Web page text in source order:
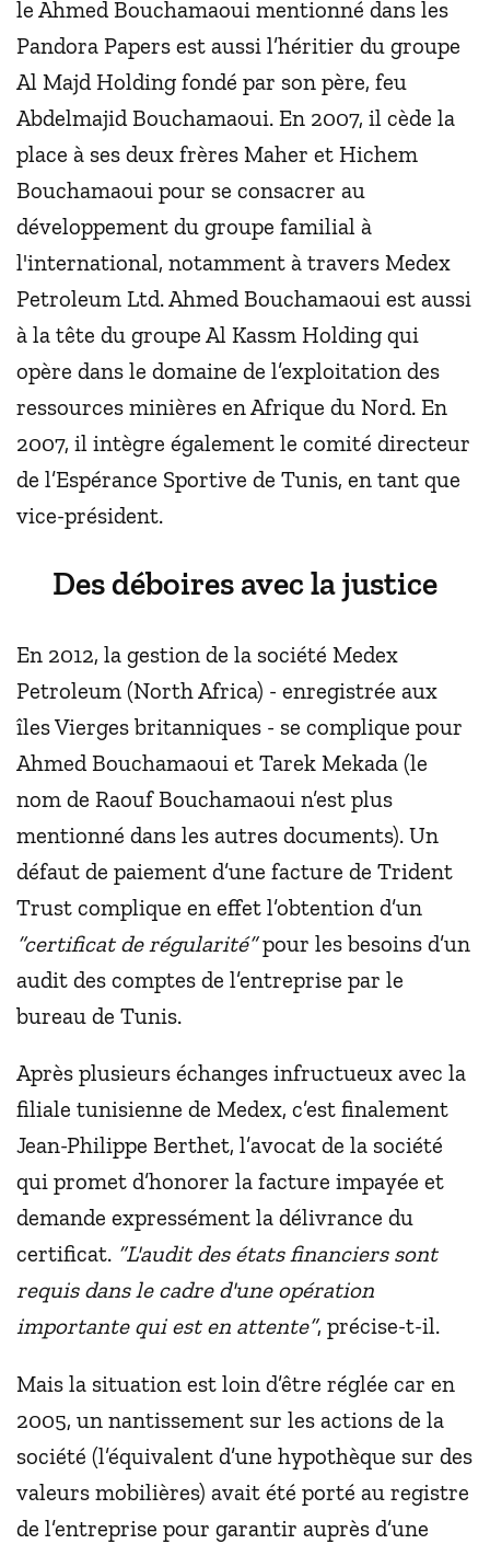
le Ahmed Bouchamaoui mentionné dans les
Pandora Papers est aussi l’héritier du groupe
Al Majd Holding fondé par son père, feu
Abdelmajid Bouchamaoui. En 2007, il cède la
place à ses deux frères Maher et Hichem
Bouchamaoui pour se consacrer au
développement du groupe familial à
l'international, notamment à travers Medex
Petroleum Ltd. Ahmed Bouchamaoui est aussi
à la tête du groupe Al Kassm Holding qui
opère dans le domaine de l’exploitation des
ressources minières en Afrique du Nord. En
2007, il intègre également le comité directeur
de l’Espérance Sportive de Tunis, en tant que
vice-président.
Des déboires avec la justice
En 2012, la gestion de la société Medex
Petroleum (North Africa) - enregistrée aux
îles Vierges britanniques - se complique pour
Ahmed Bouchamaoui et Tarek Mekada (le
nom de Raouf Bouchamaoui n’est plus
mentionné dans les autres documents). Un
défaut de paiement d’une facture de Trident
Trust complique en effet l’obtention d’un
“certificat de régularité”pour les besoins d’un
audit des comptes de l’entreprise par le
bureau de Tunis.
Après plusieurs échanges infructueux avec la
filiale tunisienne de Medex, c’est finalement
Jean-Philippe Berthet, l’avocat de la société
qui promet d’honorer la facture impayée et
demande expressément la délivrance du
certificat. “L'audit des états financiers sont
requis dans le cadre d'une opération
importante qui est en attente”, précise-t-il.
Mais la situation est loin d’être réglée car en
2005, un nantissement sur les actions de la
société (l’équivalent d’une hypothèque sur des
valeurs mobilières) avait été porté au registre
de l’entreprise pour garantir auprès d’une